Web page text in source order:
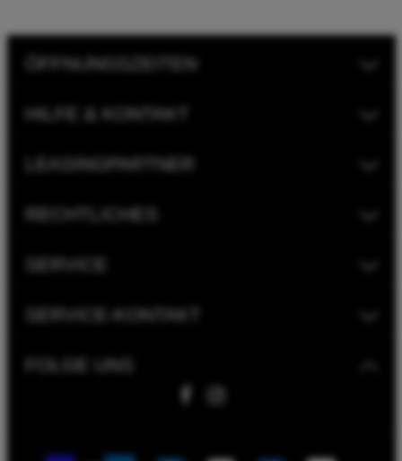
FOLGE UNS
SERVICE-KONTAKT
ÖFFNUNGSZEITEN
HILFE & KONTAKT
LEASINGPARTNER
RECHTLICHES
SERVICE